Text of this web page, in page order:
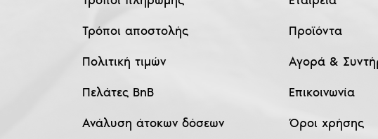
Τρόποι αποστολής
Πολιτική τιμών
Πελάτες BnB
Ανάλυση άτοκων δόσεων
Προϊόντα
Αγορά &
Επικοινωνία
Όροι χρήσης